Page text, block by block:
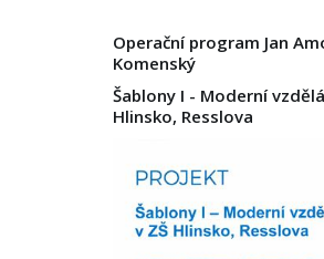
Operační program Jan
Komenský
Šablony I - Moderní
Hlinsko, Resslova